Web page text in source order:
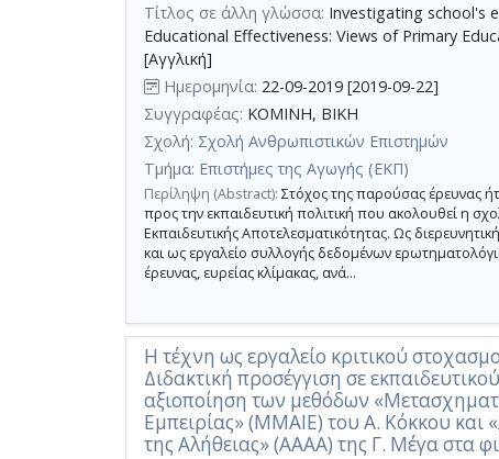
Τίτλος σε άλλη γλώσσα: Investigating school's
Educational Effectiveness: Views of Primary
[Αγγλική]
Ημερομηνία: 22-09-2019 [2019-09-22]
Συγγραφέας: ΚΟΜΙΝΗ, ΒΙΚΗ
Σχολή: Σχολή Ανθρωπιστικών Επιστημών
Τμήμα: Επιστήμες της Αγωγής (ΕΚΠ)
Περίληψη (Abstract): Στόχος της παρούσας έρευνας
προς την εκπαιδευτική πολιτική που ακολουθεί η
Εκπαιδευτικής Αποτελεσματικότητας. Ως
και ως εργαλείο συλλογής δεδομένων
έρευνας, ευρείας κλίμακας, ανά...
Η τέχνη ως εργαλείο κριτικού
Διδακτική προσέγγιση σε
αξιοποίηση των μεθόδων
Εμπειρίας» (ΜΜΑΙΕ) του Α. Κόκκου
της Αλήθειας» (AAAA) της Γ. Μέγα στα